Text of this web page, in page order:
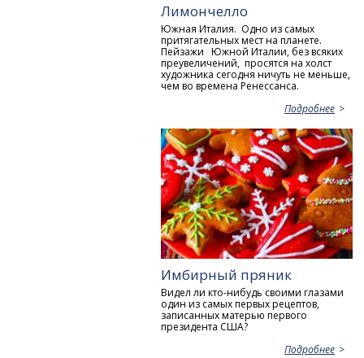
Лимончелло
Южная Италия. Одно из самых
притягательных мест на планете.
Пейзажи Южной Италии, без всяких
преувеличений, просятся на холст
художника сегодня ничуть не меньше,
чем во времена Ренессанса.
Подробнее
Имбирный пряник
Видел ли кто-нибудь своими глазами
один из самых первых рецептов,
записанных матерью первого
президента США?
Подробнее